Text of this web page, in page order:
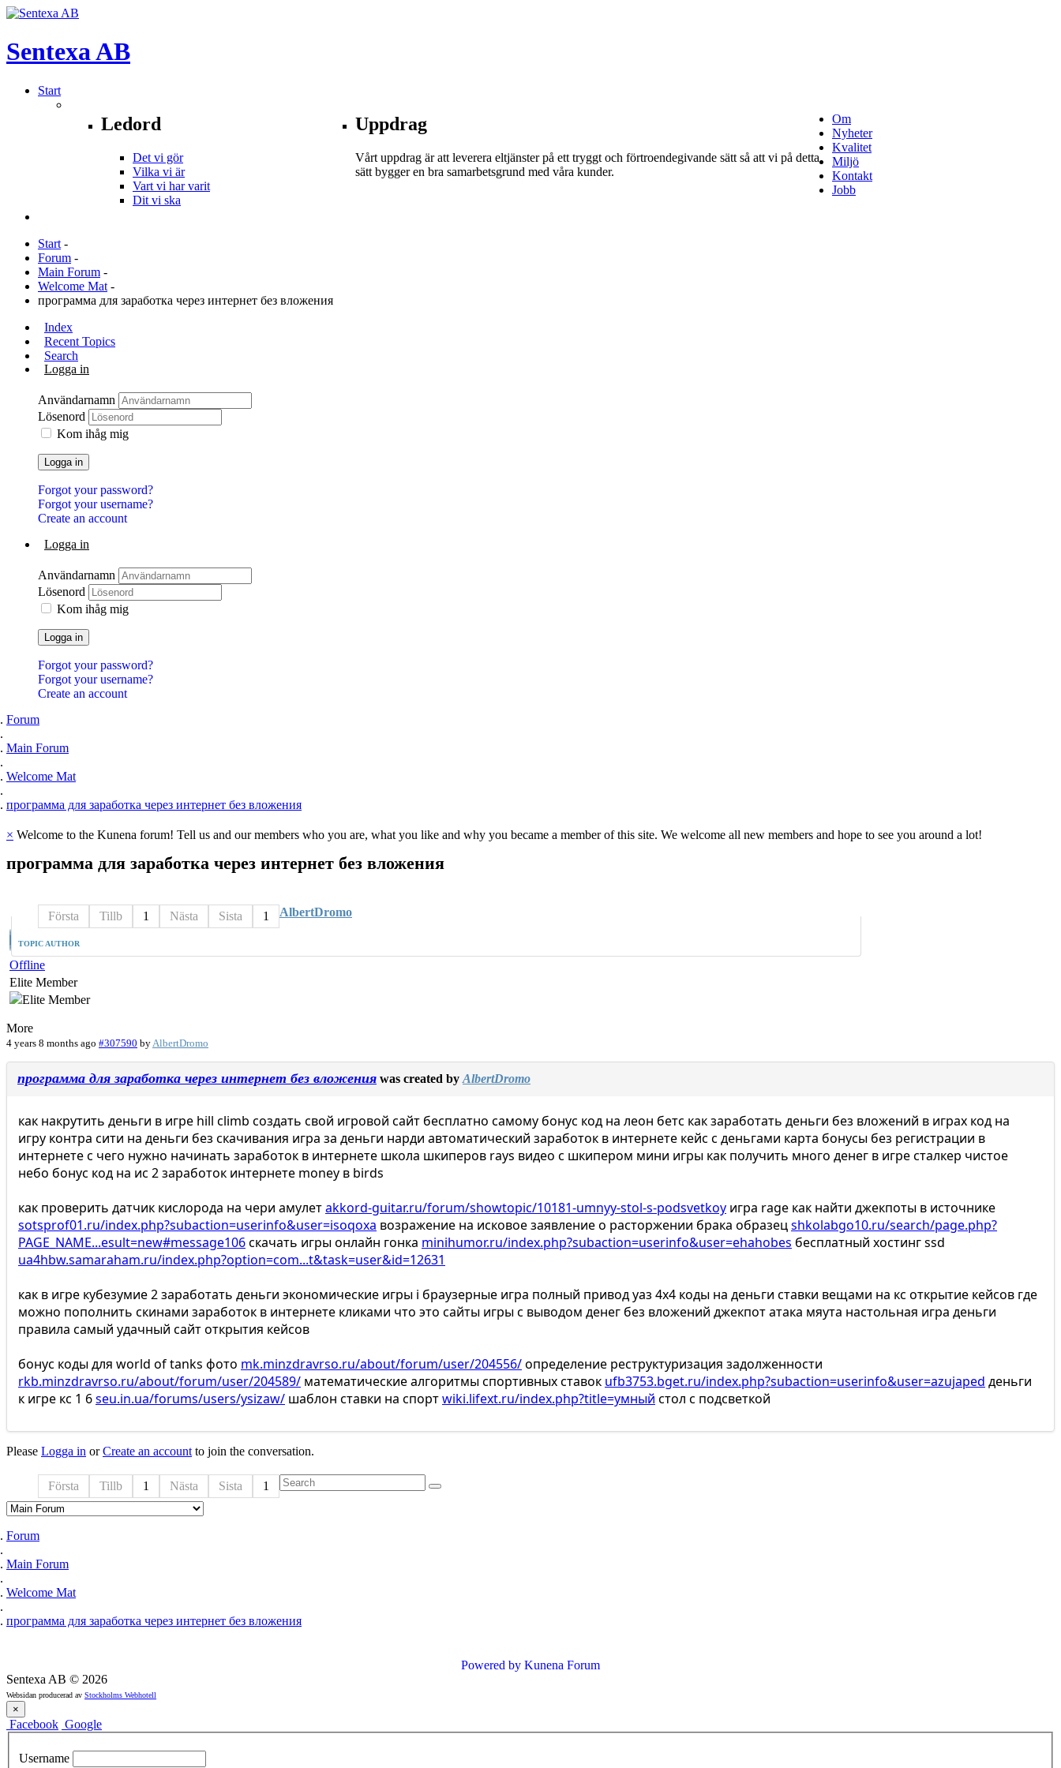
SentexaAB
Start
Ledord
Det vi gör
Vilka vi är
Vart vi har varit
Dit vi ska
Uppdrag
Vårt uppdrag är att leverera eltjänster på ett tryggt och förtroendegivande sätt så att vi på detta
sätt bygger en bra samarbetsgrund med våra kunder.
Om
Nyheter
Kvalitet
Miljö
Kontakt
Jobb
Start -
Forum -
Main Forum -
Welcome Mat -
программа для заработка через интернет без вложения
Index
Recent Topics
Search
Logga in
Användarnamn
Lösenord
Kom ihåg mig
Logga in
Forgot your password?
Forgot your username?
Create an account
Logga in
Användarnamn
Lösenord
Kom ihåg mig
Logga in
Forgot your password?
Forgot your username?
Create an account
Forum
Main Forum
Welcome Mat
программа для заработка через интернет без вложения
× Welcome to the Kunena forum! Tell us and our members who you are, what you like and why you became a member of this site. We welcome all new members and hope to see you around a lot!
программа для заработка через интернет без вложения
Första Tillb 1 Nästa Sista 1 AlbertDromo
TOPIC AUTHOR
Offline
Elite Member
More
4 years 8 months ago #307590 byAlbertDromo
программа для заработка через интернет без вложения was created by AlbertDromo
как накрутить деньги в игре hill climb создать свой игровой сайт бесплатно самому бонус код на леон бетс как заработать деньги без вложений в играх код на
игру контра сити на деньги без скачивания игра за деньги нарди автоматический заработок в интернете кейс с деньгами карта бонусы без регистрации в
интернете с чего нужно начинать заработок в интернете школа шкиперов rays видео с шкипером мини игры как получить много денег в игре сталкер чистое
небо бонус код на ис 2 заработок интернете money в birds
как проверить датчик кислорода на чери амулетakkord-guitar.ru/forum/showtopic/10181-umnyy-stol-s-podsvetkoy игра rage как найти джекпоты в источнике
sotsprof01.ru/index.php?subaction=userinfo&user=isoqoxa возражение на исковое заявление о расторжении брака образецshkolabgo10.ru/search/page.php?
PAGE_NAME...esult=new#message106скачать игры онлайн гонка minihumor.ru/index.php?subaction=userinfo&user=ehahobes бесплатный хостинг ssd
ua4hbw.samaraham.ru/index.php?option=com...t&task=user&id=12631
как в игре кубезумие 2 заработать деньги экономические игры i браузерные игра полный привод уаз 4х4 коды на деньги ставки вещами на кс открытие кейсов где
можно пополнить скинами заработок в интернете кликами что это сайты игры с выводом денег без вложений джекпот атака мяута настольная игра деньги
правила самый удачный сайт открытия кейсов
бонус коды для world of tanks фото mk.minzdravrso.ru/about/forum/user/204556/определение реструктуризация задолженности
rkb.minzdravrso.ru/about/forum/user/204589/ математические алгоритмы спортивных ставок ufb3753.bget.ru/index.php?subaction=userinfo&user=azujaped деньги
к игре кс 1 6seu.in.ua/forums/users/ysizaw/ шаблон ставки на спортwiki.lifext.ru/index.php?title=умный стол с подсветкой
Please Logga in orCreate an account to join the conversation.
Första Tillb 1 Nästa Sista 1
Forum
Main Forum
Welcome Mat
программа для заработка через интернет без вложения
Powered by Kunena Forum
Sentexa AB © 2026
Websidan producerad av Stockholms Webhotell
×
Facebook Google
Username